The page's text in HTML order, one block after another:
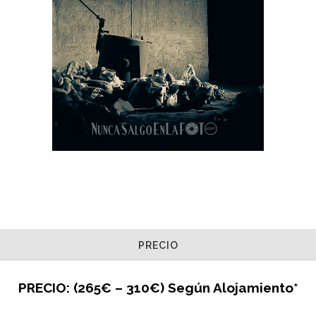
PRECIO
PRECIO: (265€ – 310€) Según Alojamiento*